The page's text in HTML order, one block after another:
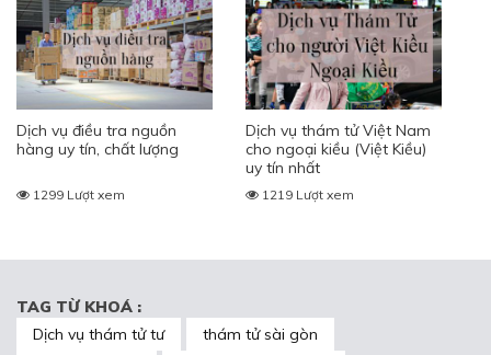
Dịch vụ điều tra nguồn
hàng uy tín, chất lượng
1299 Lượt xem
Dịch vụ thám tử Việt Nam
cho ngoại kiều (Việt Kiều)
uy tín nhất
1219 Lượt xem
TAG TỪ KHOÁ :
Dịch vụ thám tử tư
thám tử sài gòn